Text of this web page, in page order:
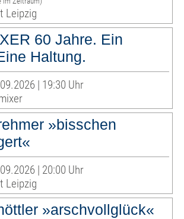
Leipzig
60 Jahre. Ein
Haltung.
| 19:30 Uhr
»bisschen
| 20:00 Uhr
Leipzig
»arschvollglück«